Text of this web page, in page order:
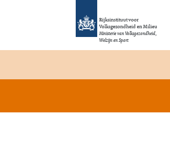
Rijksinstituut voor
Volksgezondheid en Milieu
Ministerie van Volksgezondheid,
Welzijn en Sport